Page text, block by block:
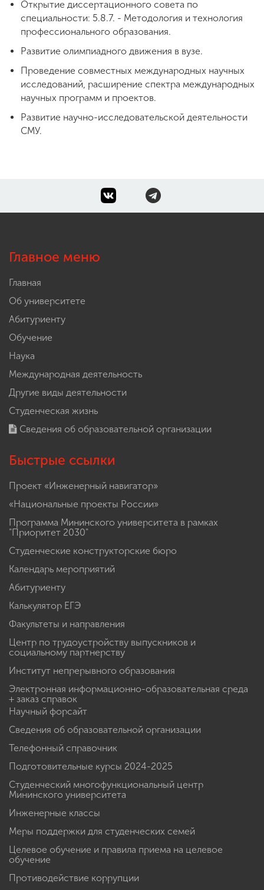
Открытие диссертационного совета по
специальности: 5.8.7. - Методология и технология
профессионального образования.
Развитие олимпиадного движения в вузе.
Проведение совместных международных научных
исследований, расширение спектра международных
научных программ и проектов.
Развитие научно-исследовательской деятельности
СМУ.
Главное меню
Главная
Об университете
Абитуриенту
Обучение
Наука
Международная деятельность
Другие виды деятельности
Студенческая жизнь
Сведения об образовательной организации
Быстрые ссылки
Проект «Инженерный навигатор»
«Национальные проекты России»
Программа Мининского университета в рамках
"Приоритет 2030"
Студенческие конструкторские бюро
Календарь мероприятий
Абитуриенту
Калькулятор ЕГЭ
Факультеты и направления
Центр по трудоустройству выпускников и
социальному партнерству
Институт непрерывного образования
Электронная информационно-образовательная среда
+ заказ справок
Научный форсайт
Сведения об образовательной организации
Телефонный справочник
Подготовительные курсы 2024-2025
Студенческий многофункциональный центр
Мининского университета
Инженерные классы
Меры поддержки для студенческих семей
Целевое обучение и правила приема на целевое
обучение
Противодействие коррупции